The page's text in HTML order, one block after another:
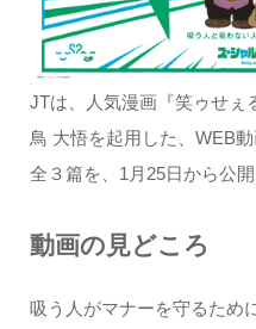
JTは、人気漫画『笑ゥせぇ
鳥 大悟を起用した、WEB
全３篇を、1月25日から公開
動画の見どころ
吸う人がマナーを守るため